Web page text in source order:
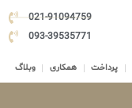
021-91094759
093-39535771
پرداخت همکاری وبلاگ